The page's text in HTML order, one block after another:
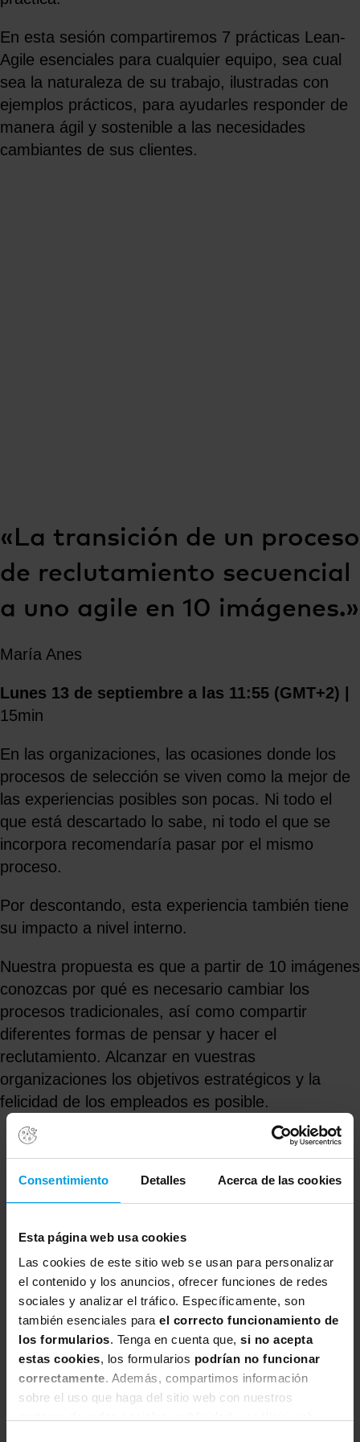
Consentimiento Detalles Acerca de las cookies
Esta página web usa cookies
Las cookies de este sitio web se usan para personalizar
el contenido y los anuncios, ofrecer funciones de redes
sociales y analizar el tráfico. Específicamente, son
también esenciales para el correcto funcionamiento de
los formularios. Tenga en cuenta que, si no acepta
estas cookies, los formularios podrían no funcionar
correctamente. Además, compartimos información
sobre el uso que haga del sitio web con nuestros
En esta sesión compartiremos 7 prácticas Lean-
Agile esenciales para cualquier equipo, sea cual
sea la naturaleza de su trabajo, ilustradas con
ejemplos prácticos, para ayudarles responder de
manera ágil y sostenible a las necesidades
cambiantes de sus clientes.
«La transición de un proceso
de reclutamiento secuencial
a uno agile en 10 imágenes.»
María Anes
Lunes 13 de septiembre a las 11:55 (GMT+2) |
15min
En las organizaciones, las ocasiones donde los
procesos de selección se viven como la mejor de
las experiencias posibles son pocas. Ni todo el
que está descartado lo sabe, ni todo el que se
incorpora recomendaría pasar por el mismo
proceso.
Por descontando, esta experiencia también tiene
su impacto a nivel interno.
Nuestra propuesta es que a partir de 10 imágenes
conozcas por qué es necesario cambiar los
procesos tradicionales, así como compartir
diferentes formas de pensar y hacer el
reclutamiento. Alcanzar en vuestras
organizaciones los objetivos estratégicos y la
felicidad de los empleados es posible.